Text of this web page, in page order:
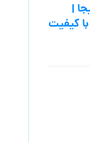
|
کیفیت